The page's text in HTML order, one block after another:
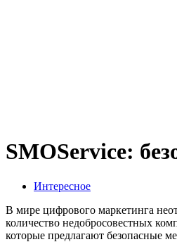
SMOService:
Интересное
В мире цифрового маркетинга
количество недобросовестных
которые предлагают безопасные